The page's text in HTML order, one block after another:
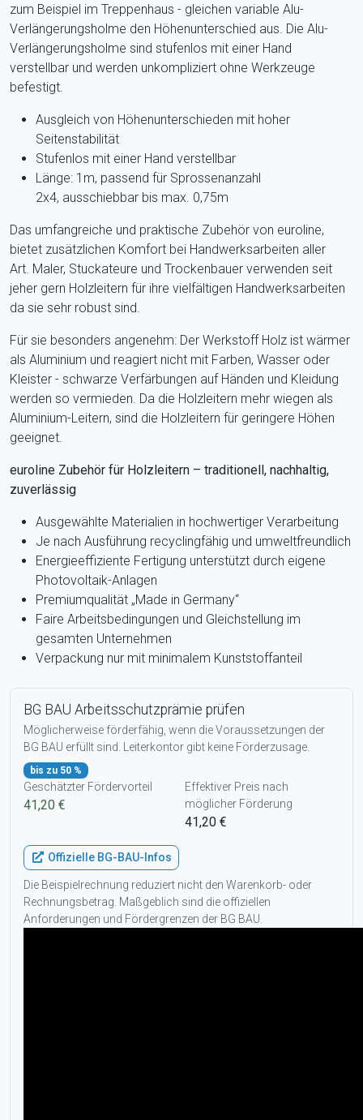
zum Beispiel im Treppenhaus - gleichen variable Alu-
Verlängerungsholme den Höhenunterschied aus. Die Alu-
Verlängerungsholme sind stufenlos mit einer Hand
verstellbar und werden unkompliziert ohne Werkzeuge
befestigt.
Ausgleich von Höhenunterschieden mit hoher
Seitenstabilität
Stufenlos mit einer Hand verstellbar
Länge: 1m, passend für Sprossenanzahl
2x4, ausschiebbar bis max. 0,75m
Das umfangreiche und praktische Zubehör von euroline,
bietet zusätzlichen Komfort bei Handwerksarbeiten aller
Art. Maler, Stuckateure und Trockenbauer verwenden seit
jeher gern Holzleitern für ihre vielfältigen Handwerksarbeiten
da sie sehr robust sind.
Für sie besonders angenehm: Der Werkstoff Holz ist wärmer
als Aluminium und reagiert nicht mit Farben, Wasser oder
Kleister - schwarze Verfärbungen auf Händen und Kleidung
werden so vermieden. Da die Holzleitern mehr wiegen als
Aluminium-Leitern, sind die Holzleitern für geringere Höhen
geeignet.
euroline Zubehör für Holzleitern – traditionell, nachhaltig,
zuverlässig
Ausgewählte Materialien in hochwertiger Verarbeitung
Je nach Ausführung recyclingfähig und umweltfreundlich
Energieeffiziente Fertigung unterstützt durch eigene
Photovoltaik-Anlagen
Premiumqualität „Made in Germany“
Faire Arbeitsbedingungen und Gleichstellung im
gesamten Unternehmen
Verpackung nur mit minimalem Kunststoffanteil
BG BAU Arbeitsschutzprämie prüfen
Möglicherweise förderfähig, wenn die Voraussetzungen der
BG BAU erfüllt sind. Leiterkontor gibt keine Förderzusage.
bis zu 50 %
Geschätzter Fördervorteil
41,20 €
Effektiver Preis nach
möglicher Förderung
41,20 €
Offizielle BG-BAU-Infos
Die Beispielrechnung reduziert nicht den Warenkorb- oder
Rechnungsbetrag. Maßgeblich sind die offiziellen
Anforderungen und Fördergrenzen der BG BAU.